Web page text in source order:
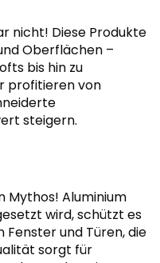
nicht! Diese Produkte
Oberflächen –
bis hin zu
profitieren von
steigern.
Mythos! Aluminium
wird, schützt es
Fenster und Türen, die
sorgt für